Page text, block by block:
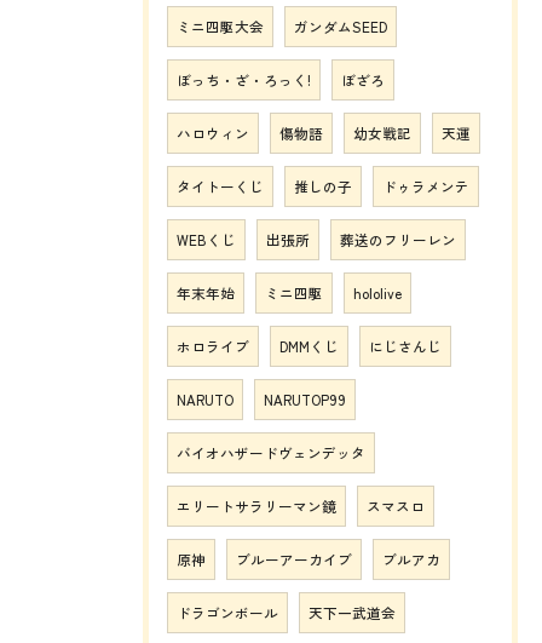
ミニ四駆大会 ガンダムSEED
ぼっち・ざ・ろっく! ぼざろ
ハロウィン 傷物語 幼女戦記 天運
タイトーくじ 推しの子 ドゥラメンテ
WEBくじ 出張所 葬送のフリーレン
年末年始 ミニ四駆 hololive
ホロライブ DMMくじ にじさんじ
NARUTO NARUTOP99
バイオハザードヴェンデッタ
エリートサラリーマン鏡 スマスロ
原神 ブルーアーカイブ ブルアカ
ドラゴンボール 天下一武道会